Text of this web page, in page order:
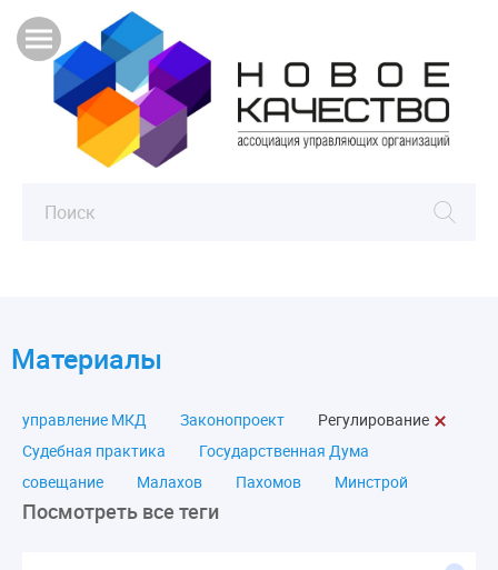
Материалы
управление МКД Законопроект
Регулирование
Судебная практика
Государственная Дума
совещание
Малахов Пахомов
Минстрой
ЛикбезЖКХ
ЖКХ
Строительная неделя
Посмотреть все теги